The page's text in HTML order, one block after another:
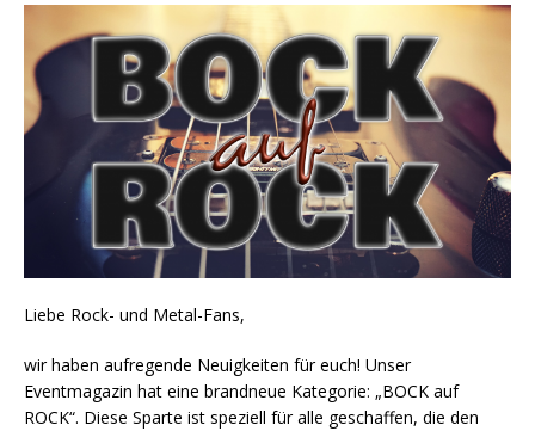
Liebe Rock- und Metal-Fans,
wir haben aufregende Neuigkeiten für euch! Unser
Eventmagazin hat eine brandneue Kategorie: „BOCK auf
ROCK“. Diese Sparte ist speziell für alle geschaffen, die den